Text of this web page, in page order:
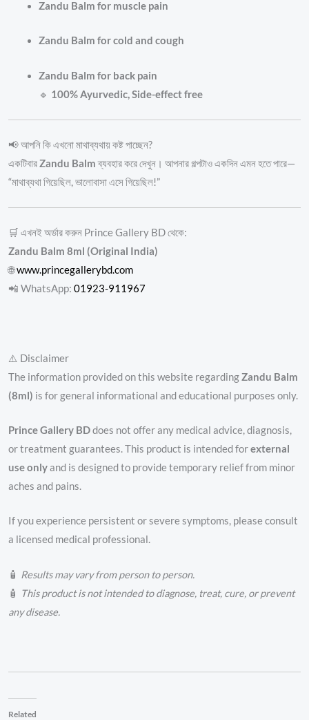
Zandu Balm for muscle pain
Zandu Balm for cold and cough
Zandu Balm for back pain
🔹 100% Ayurvedic, Side-effect free
📢 আপনি কি এখনো মাথাব্যথায় কষ্ট পাচ্ছেন?
একটিবারZandu Balm ব্যবহার করে দেখুন। আপনার গল্পটাও একদিন এমন হতে পারে—
“মাথাব্যথা গিয়েছিল, ভালোবাসা এসে গিয়েছিল!”
🛒 এখনই অর্ডার করুন Prince Gallery BD থেকে:
Zandu Balm 8ml (Original India)
🌐www.princegallerybd.com
📲 WhatsApp: 01923-911967
⚠️ Disclaimer
The information provided on this website regardingZandu Balm
(8ml) is for general informational and educational purposes only.
Prince Gallery BDdoes not offer any medical advice, diagnosis,
or treatment guarantees. This product is intended forexternal
use onlyand is designed to provide temporary relief from minor
aches and pains.
If you experience persistent or severe symptoms, please consult
a licensed medical professional.
🧴 Results may vary from person to person.
🧴 This product is not intended to diagnose, treat, cure, or prevent
any disease.
Related